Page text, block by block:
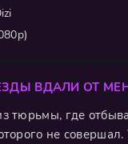
ВДАЛИ ОТ
тюрьмы, где
не совершал.